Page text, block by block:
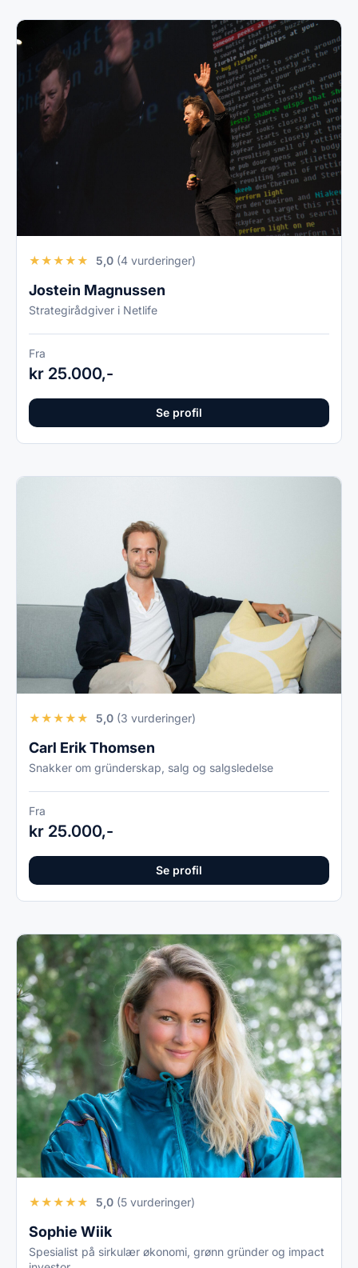
★★★★★ 5,0 (4 vurderinger)
Jostein Magnussen
Strategirådgiver i Netlife
Fra
kr 25.000,-
Se profil
★★★★★ 5,0 (3 vurderinger)
Carl Erik Thomsen
Snakker om gründerskap, salg og salgsledelse
Fra
kr 25.000,-
Se profil
★★★★★ 5,0 (5 vurderinger)
Sophie Wiik
Spesialist på sirkulær økonomi, grønn gründer og impact